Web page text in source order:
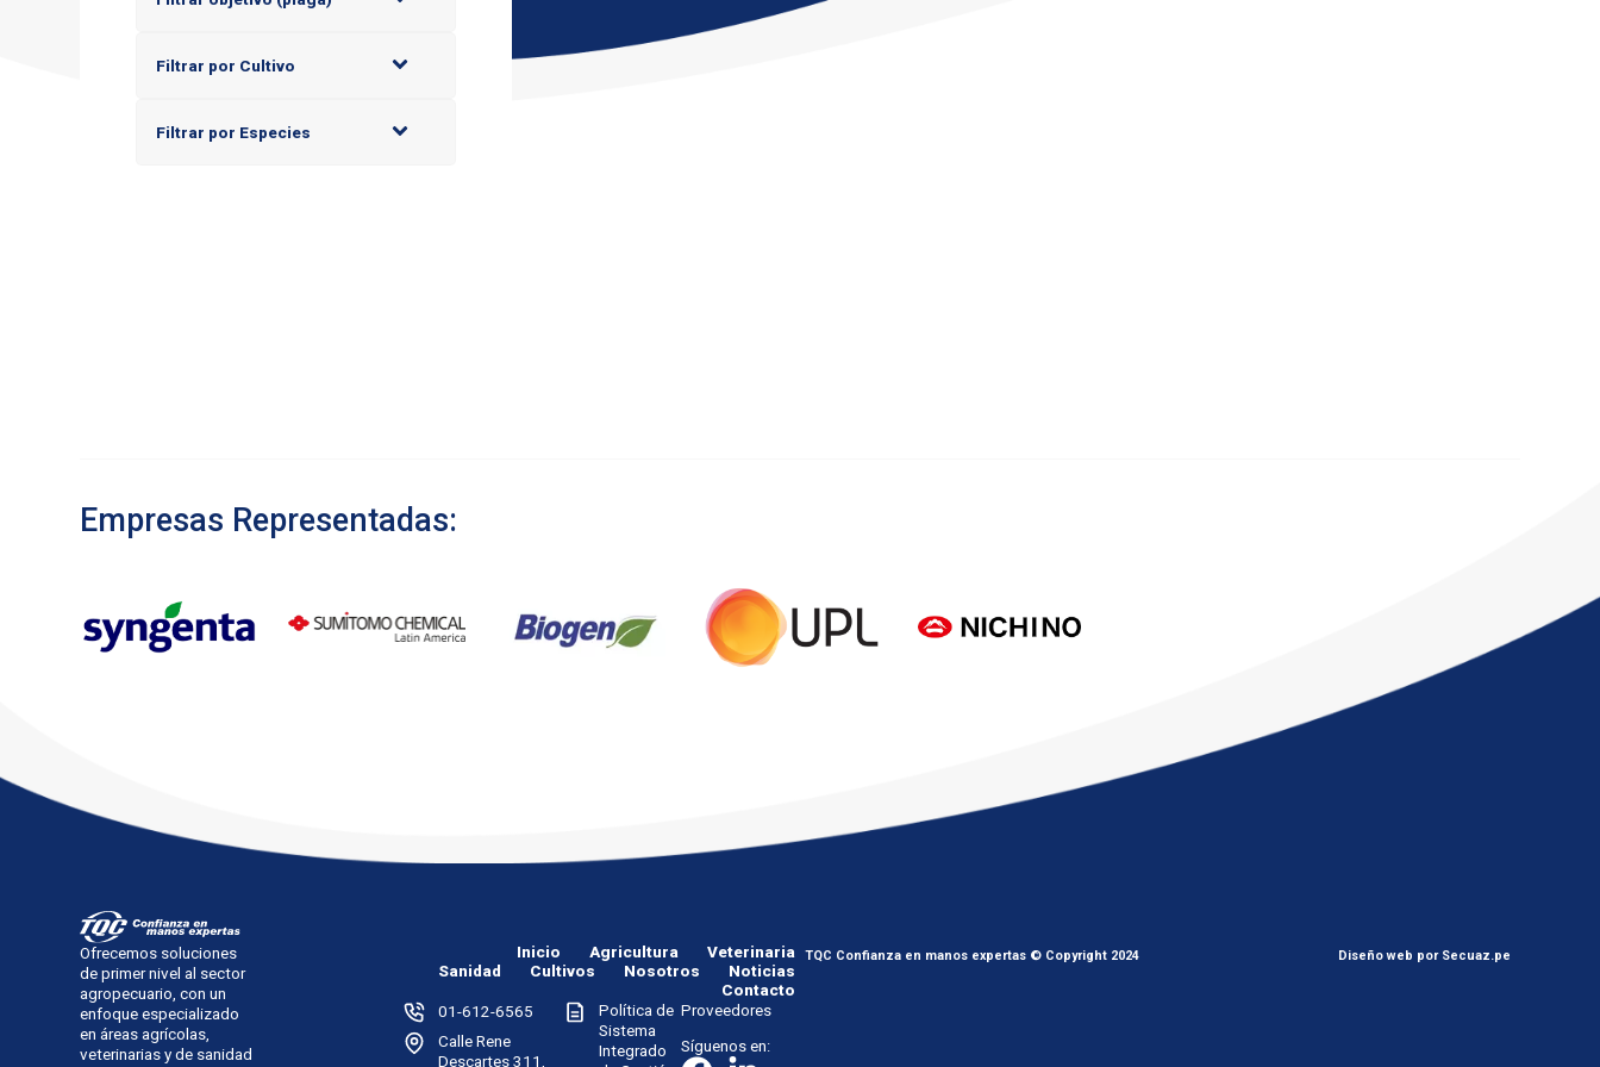
Filtrar por Cultivo
Filtrar por Especies
Empresas Representadas:
Ofrecemos soluciones
de primer nivel al sector
agropecuario, con un
enfoque especializado
en áreas agrícolas,
veterinarias y de sanidad
Inicio Agricultura
Veterinaria
Sanidad
Cultivos Nosotros
Noticias
Contacto
01-612-6565
Calle Rene
Descartes 311,
Política de
Sistema
Integrado
Proveedores
Síguenos en:
TQC Confianza en manos expertas © Copyright 2024 Diseño web por Secuaz.pe